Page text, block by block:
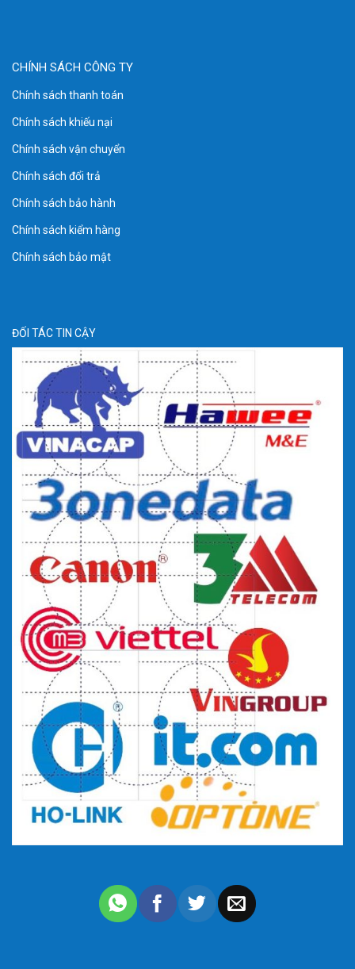
CHÍNH SÁCH CÔNG TY
Chính sách thanh toán
Chính sách khiếu nại
Chính sách vận chuyển
Chính sách đổi trả
Chính sách bảo hành
Chính sách kiểm hàng
Chính sách bảo mật
ĐỐI TÁC TIN CẬY